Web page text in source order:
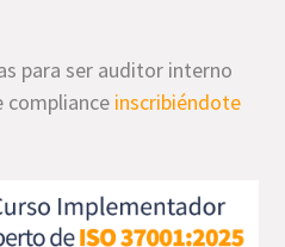
para ser auditor interno
compliance inscribiéndote